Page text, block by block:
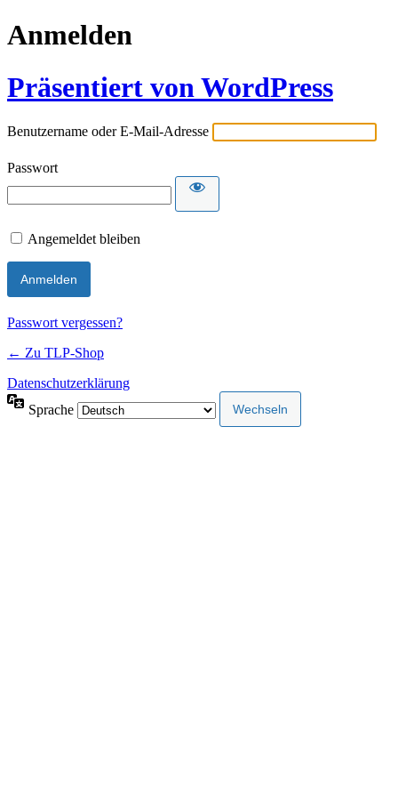
Anmelden
Präsentiert von WordPress
Benutzername oder E-Mail-Adresse
Passwort
Angemeldet bleiben
Passwort vergessen?
← Zu TLP-Shop
Datenschutzerklärung
Sprache